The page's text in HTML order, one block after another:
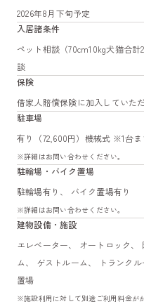
2026年8月下旬予定
入居諸条件
ペット相談（70cm10kg犬猫合
談
保険
借家人賠償保険に加入していた
駐車場
有り（72,600円）機械式 ※1台ま
※詳細はお問い合わせください。
駐輪場・バイク置場
駐輪場有り、 バイク置場有り
※詳細はお問い合わせください。
建物設備・施設
エレベーター、 オートロック、
ム、 ゲストルーム、 トランク
置場
※施設利用に対して別途ご利用料金が